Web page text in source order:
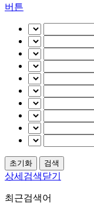
버튼
상세검색닫기
최근검색어